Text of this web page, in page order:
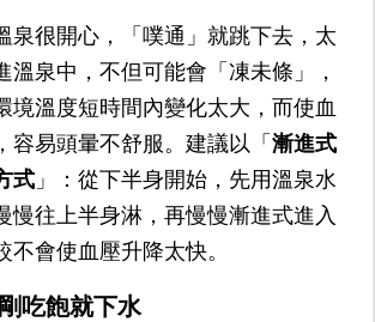
泉很開心，「噗通」就跳下去，太
溫泉中，不但可能會「凍未條」，
境溫度短時間內變化太大，而使血
容易頭暈不舒服。建議以「 漸進式
式」：從下半身開始，先用溫泉水
慢往上半身淋，再慢慢漸進式進入
不會使血壓升降太快。
吃飽就下水